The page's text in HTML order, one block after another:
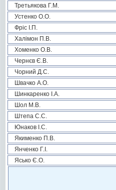
Третьякова Г.М.
Устенко О.О.
Фріс І.П.
Халімон П.В.
Хоменко О.В.
Чернєв Є.В.
Чорний Д.С.
Швачко А.О.
Шинкаренко І.А.
Шол М.В.
Штепа С.С.
Юнаков І.С.
Якименко П.В.
Янченко Г.І.
Ясько Є.О.